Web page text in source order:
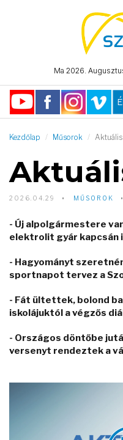
Ma 2026.
Kezdőlap Műsorok Aktuális
2026.04.29 MŰSOROK
- Új alpolgármestere
elektrolit gyár
- Hagyományt
sportnapot tervez a
- Fát ültettek, bolond
iskolájuktól a végzős
- Országos döntőbe
versenyt rendeztek a